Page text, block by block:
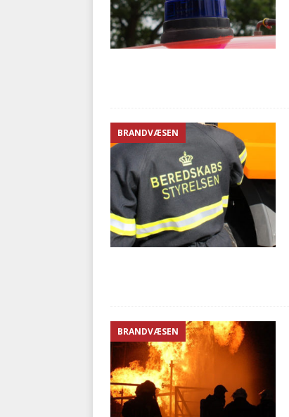
BRANDVÆSEN
BRANDVÆSEN